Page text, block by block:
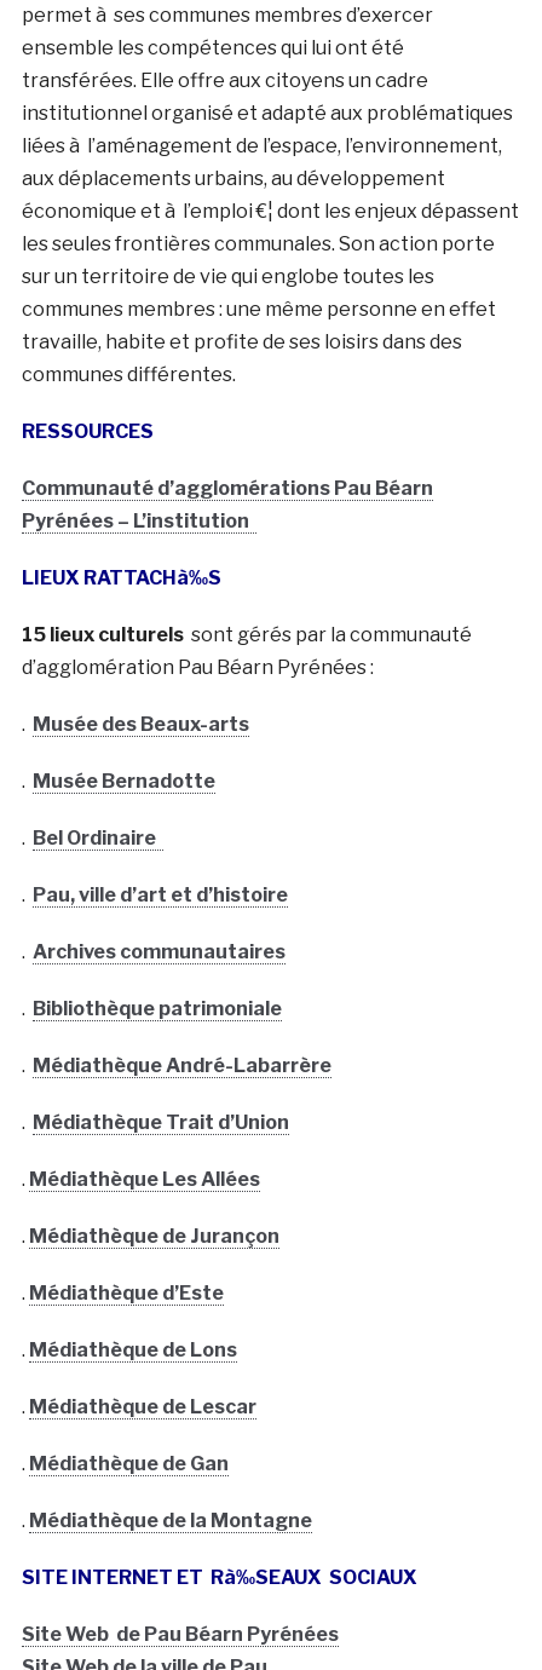
permet à ses communes membres d’exercer
ensemble les compétences qui lui ont été
transférées. Elle offre aux citoyens un cadre
institutionnel organisé et adapté aux problématiques
liées à l’aménagement de l’espace, l’environnement,
aux déplacements urbains, au développement
économique et à l’emploi €¦ dont les enjeux dépassent
les seules frontières communales. Son action porte
sur un territoire de vie qui englobe toutes les
communes membres : une même personne en effet
travaille, habite et profite de ses loisirs dans des
communes différentes.
RESSOURCES
Communauté d’agglomérations Pau Béarn
Pyrénées – L’institution
LIEUX RATTACHà‰S
15 lieux culturelssont gérés par la communauté
d’agglomération Pau Béarn Pyrénées :
. Musée des Beaux-arts
. Musée Bernadotte
. Bel Ordinaire
. Pau, ville d’art et d’histoire
. Archives communautaires
. Bibliothèque patrimoniale
. Médiathèque André-Labarrère
. Médiathèque Trait d’Union
. Médiathèque Les Allées
. Médiathèque de Jurançon
. Médiathèque d’Este
. Médiathèque de Lons
. Médiathèque de Lescar
. Médiathèque de Gan
. Médiathèque de la Montagne
SITE INTERNET ET Rà‰SEAUX SOCIAUX
Site Web de Pau Béarn Pyrénées